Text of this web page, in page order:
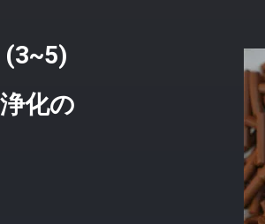
(3~5)
化の